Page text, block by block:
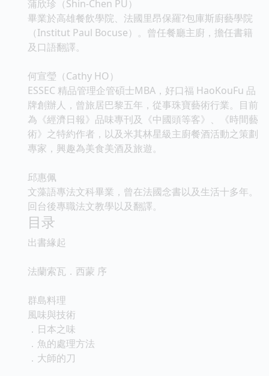
蒲欣珍（Shin-Chen PU）
畢業於高雄餐飲學院、法國里昂保羅?包庫斯廚藝學院
（Institut Paul Bocuse）。曾任餐廳主廚，擔任書籍
及口語翻譯。
何宣瑩（Cathy HO）
ESSEC 精品管理企管碩士MBA，好口福 HaoKouFu 品
牌創辦人，曾旅居巴黎五年，從事珠寶藝術行業。目前
為《經濟日報》品味專刊及《中國頭等客》、《時間藝
術》之特約作者，以及米其林星級主廚餐酒活動之策劃
專家，興趣為美食美酒及旅遊。
邱惠佩
文藻語專法文科畢業，曾在法國念書以及生活十多年。
回台後專職法文教學以及翻譯。
目录
出書緣起
法蘭索瓦．西蒙 序
群島料理
風味與技術
．日本之味
．魚的處理方法
．大師的刀